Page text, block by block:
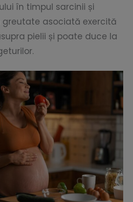
în timpul sarcinii și
greutate asociată exercită
pielii și poate duce la